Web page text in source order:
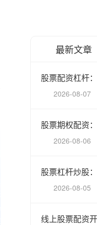
最新文章
股票配资杠杆
2026-08-07
股票期权配资
2026-08-06
股票杠杆炒股
2026-08-05
线上股票配资